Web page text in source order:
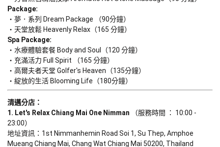
Package:
夢．系列 Dream Package （90分鐘）
Spa Package:
水療體驗套餐 Body and Soul（120 分鐘）
充滿活力 Full Spirit （165 分鐘）
高爾夫者天堂 Golfer's Heaven（135分鐘）
綻放的生活 Blooming Life（180分鐘）
清邁分店：
1. Let's Relax Chiang Mai One Nimman （服務時間 ： 10:00 -
23:00）
地址資訊：1st Nimmanhemin Road Soi 1, Su Thep, Amphoe